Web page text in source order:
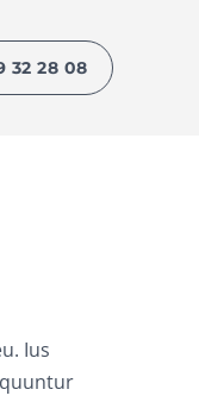
32 28 08
Ius